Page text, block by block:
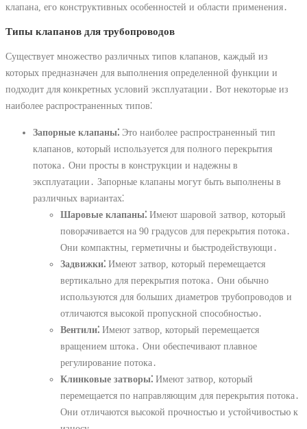
клапана, его конструктивных особенностей и области применения․
Типы клапанов для трубопроводов
Существует множество различных типов клапанов, каждый из
которых предназначен для выполнения определенной функции и
подходит для конкретных условий эксплуатации․ Вот некоторые из
наиболее распространенных типов⁚
Запорные клапаны⁚ Это наиболее распространенный тип
клапанов, который используется для полного перекрытия
потока․ Они просты в конструкции и надежны в
эксплуатации․ Запорные клапаны могут быть выполнены в
различных вариантах⁚
Шаровые клапаны⁚ Имеют шаровой затвор, который
поворачивается на 90 градусов для перекрытия потока․
Они компактны, герметичны и быстродействующи․
Задвижки⁚ Имеют затвор, который перемещается
вертикально для перекрытия потока․ Они обычно
используются для больших диаметров трубопроводов и
отличаются высокой пропускной способностью․
Вентили⁚ Имеют затвор, который перемещается
вращением штока․ Они обеспечивают плавное
регулирование потока․
Клинковые затворы⁚ Имеют затвор, который
перемещается по направляющим для перекрытия потока․
Они отличаются высокой прочностью и устойчивостью к